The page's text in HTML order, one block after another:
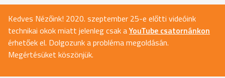
Kedves Nézőink! 2020. szeptember 25-e előtti videóink
technikai okok miatt jelenleg csak aYouTube csatornánkon
érhetőek el. Dolgozunk a probléma megoldásán.
Megértésüket köszönjük.